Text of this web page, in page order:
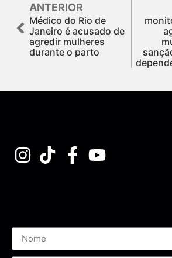
ANTERIOR
Médico do Rio de
Janeiro é acusado de
agredir mulheres
durante o parto